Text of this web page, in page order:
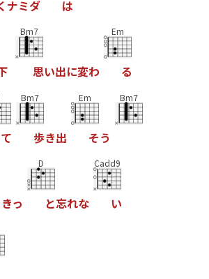
ナミダ は
Bm7
思い出に変わ
Em
る
て
Bm7
歩き出
Em
そう
Bm7
きっ
D
と忘れな
Cadd9
い